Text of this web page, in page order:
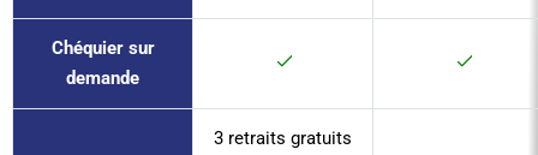
Chéquier sur
demande
3 retraits gratuits